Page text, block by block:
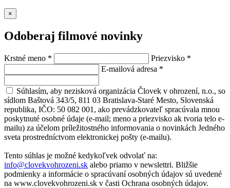
×
Odoberaj filmové novinky
Krstné meno * Priezvisko *
E-mailová adresa *
Súhlasím, aby nezisková organizácia Človek v ohrození, n.o., so
sídlom Baštová 343/5, 811 03 Bratislava-Staré Mesto, Slovenská
republika, IČO: 50 082 001, ako prevádzkovateľ spracúvala mnou
poskytnuté osobné údaje (e-mail; meno a priezvisko ak tvoria telo e-
mailu) za účelom príležitostného informovania o novinkách Jedného
sveta prostredníctvom elektronickej pošty (e-mailu).
Tento súhlas je možné kedykoľvek odvolať na:
info@clovekvohrozeni.sk alebo priamo v newslettri. Bližšie
podmienky a informácie o spracúvaní osobných údajov sú uvedené
na www.clovekvohrozeni.sk v časti Ochrana osobných údajov.